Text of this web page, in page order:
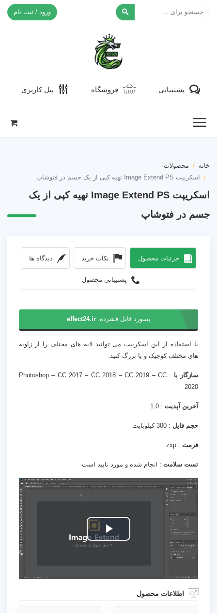
ورود / ثبت نام
پشتیبانی فروشگاه پنل کاربری
خانه
محصولات
اسکریپت Image Extend PS تهیه کپی از یک جسم در فتوشاپ
اسکریپت Image Extend PS تهیه کپی از یک
جسم در فتوشاپ
جزئیات محصول نکات خرید دیدگاه ها
پشتیبانی محصول
پسورد فایل فشرده:effect24.ir
با استفاده از این اسکریپت می توانید لایه های مختلف را از زاویه
های مختلف کوچیک و یا بزرگ کنید.
سازگار با
: Photoshop – CC 2017 – CC 2018 – CC 2019 – CC
2020
آخرین آپدیت : 1.0
حجم فایل : 300 کیلوبایت
فرمت : zxp
تست سلامت : انجام شده و مورد تایید است
Play
اطلاعات محصول